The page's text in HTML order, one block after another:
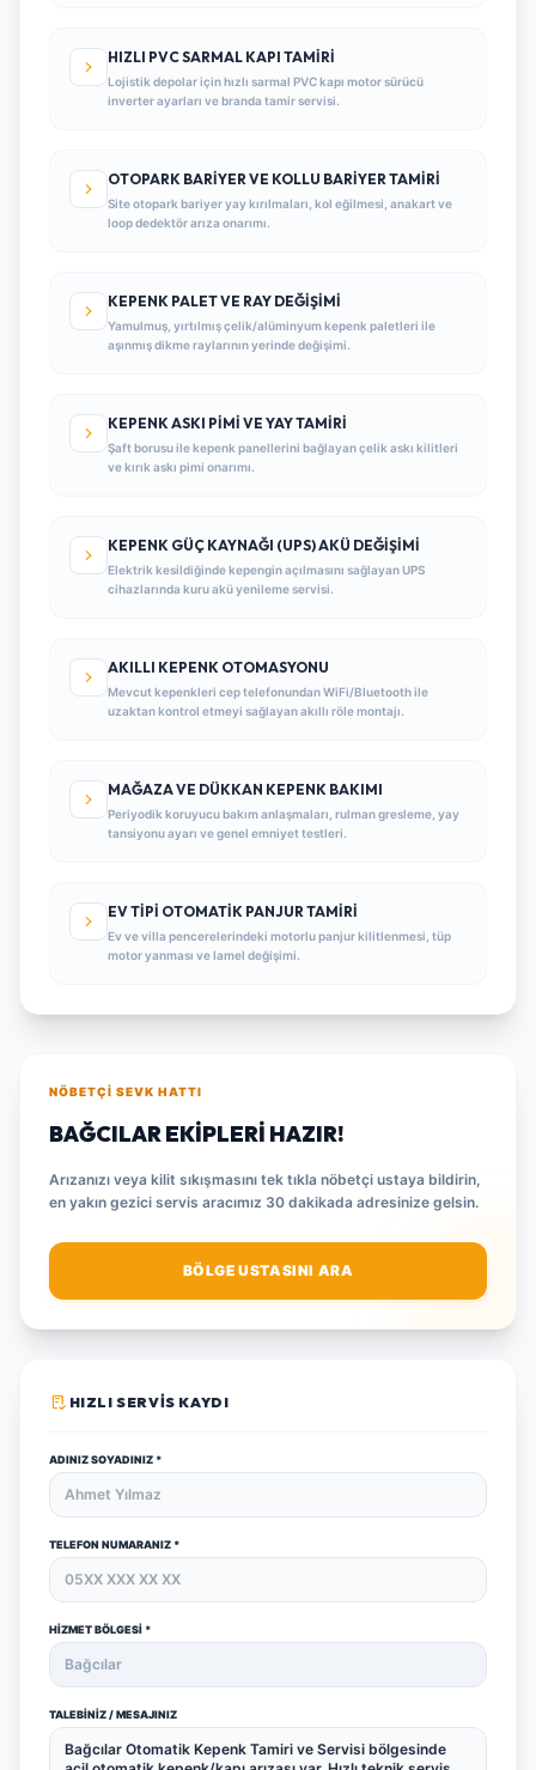
HIZLI PVC SARMAL KAPI TAMIRI
Lojistik depolar için hızlı sarmal PVC kapı motor sürücü
inverter ayarları ve branda tamir servisi.
OTOPARK BARIYER VE KOLLU BARIYER TAMIRI
Site otopark bariyer yay kırılmaları, kol eğilmesi, anakart ve
loop dedektör arıza onarımı.
KEPENK PALET VE RAY DEĞIŞIMI
Yamulmuş, yırtılmış çelik/alüminyum kepenk paletleri ile
aşınmış dikme raylarının yerinde değişimi.
KEPENK ASKI PIMI VE YAY TAMIRI
Şaft borusu ile kepenk panellerini bağlayan çelik askı kilitleri
ve kırık askı pimi onarımı.
KEPENK GÜÇ KAYNAĞI (UPS) AKÜ DEĞIŞIMI
Elektrik kesildiğinde kepengin açılmasını sağlayan UPS
cihazlarında kuru akü yenileme servisi.
AKILLI KEPENK OTOMASYONU
Mevcut kepenkleri cep telefonundan WiFi/Bluetooth ile
uzaktan kontrol etmeyi sağlayan akıllı röle montajı.
MAĞAZA VE DÜKKAN KEPENK BAKIMI
Periyodik koruyucu bakım anlaşmaları, rulman gresleme, yay
tansiyonu ayarı ve genel emniyet testleri.
EV TIPI OTOMATIK PANJUR TAMIRI
Ev ve villa pencerelerindeki motorlu panjur kilitlenmesi, tüp
motor yanması ve lamel değişimi.
NÖBETÇI SEVK HATTI
BAĞCILAR EKIPLERI HAZIR!
Arızanızı veya kilit sıkışmasını tek tıkla nöbetçi ustaya bildirin,
en yakın gezici servis aracımız 30 dakikada adresinize gelsin.
BÖLGE USTASINI ARA
HIZLI SERVIS KAYDI
ADINIZ SOYADINIZ *
TELEFON NUMARANIZ *
HIZMET BÖLGESI *
TALEBINIZ / MESAJINIZ